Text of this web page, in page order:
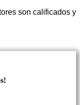
son calificados y